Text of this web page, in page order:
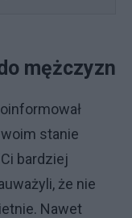
mężczyzn
stanie
bardziej
że nie
Nawet